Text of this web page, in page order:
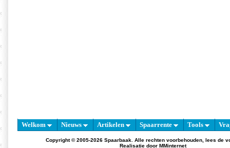
Welkom Nieuws Artikelen Spaarrente Tools
Copyright © 2005-2026 Spaarbaak. Alle rechten voorbehouden, lees de
Realisatie door MMinternet